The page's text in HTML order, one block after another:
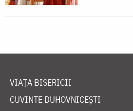
VIAȚA BISERICII
CUVINTE DUHOVNICEȘTI